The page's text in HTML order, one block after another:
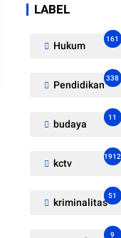
LABEL
Hukum
161
Pendidikan
338
budaya
11
kctv
1912
kriminalitas
51
9